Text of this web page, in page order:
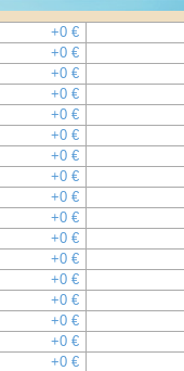
+0 €
+0 €
+0 €
+0 €
+0 €
+0 €
+0 €
+0 €
+0 €
+0 €
+0 €
+0 €
+0 €
+0 €
+0 €
+0 €
+0 €